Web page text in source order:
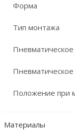
Форма
Тип монтажа
Положение при
Материалы